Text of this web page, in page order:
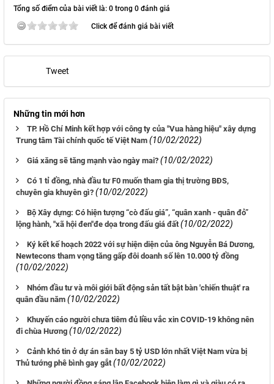
Tổng số điểm của bài viết là: 0 trong 0 đánh giá
Click để đánh giá bài viết
Tweet
Những tin mới hơn
TP. Hồ Chí Minh kết hợp với công ty của "Vua hàng hiệu" xây dựng
Trung tâm Tài chính quốc tế Việt Nam (10/02/2022)
Giá xăng sẽ tăng mạnh vào ngày mai? (10/02/2022)
Có 1 tỉ đồng, nhà đầu tư F0 muốn tham gia thị trường BĐS,
chuyên gia khuyên gì? (10/02/2022)
Bộ Xây dựng: Có hiện tượng “cò đấu giá”, “quân xanh - quân đỏ”
lộng hành, "xã hội đen"đe dọa trong đấu giá đất (10/02/2022)
Ký kết kế hoạch 2022 với sự hiện diện của ông Nguyễn Bá Dương,
Newtecons tham vọng tăng gấp đôi doanh số lên 10.000 tỷ đồng
(10/02/2022)
Nhóm đầu tư và môi giới bất động sản tất bật bàn 'chiến thuật' ra
quân đầu năm (10/02/2022)
Khuyến cáo người chưa tiêm đủ liều vắc xin COVID-19 không nên
đi chùa Hương (10/02/2022)
Cảnh khó tin ở dự án sân bay 5 tỷ USD lớn nhất Việt Nam vừa bị
Thủ tướng phê bình gay gắt (10/02/2022)